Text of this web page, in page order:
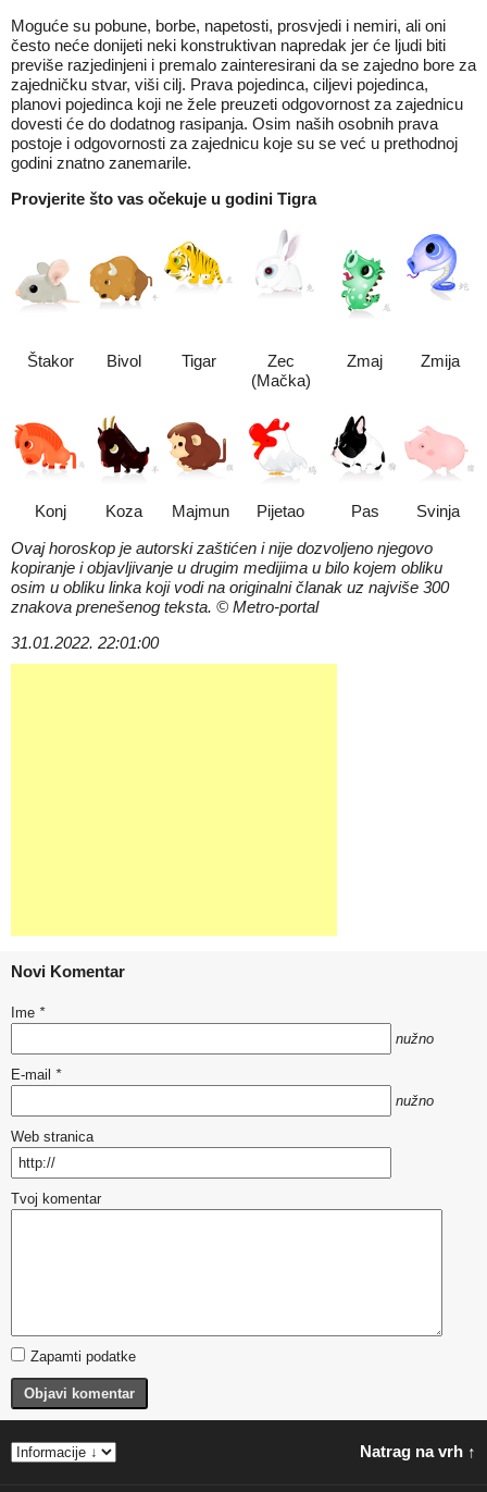
Moguće su pobune, borbe, napetosti, prosvjedi i nemiri, ali oni
često neće donijeti neki konstruktivan napredak jer će ljudi biti
previše razjedinjeni i premalo zainteresirani da se zajedno bore za
zajedničku stvar, viši cilj. Prava pojedinca, ciljevi pojedinca,
planovi pojedinca koji ne žele preuzeti odgovornost za zajednicu
dovesti će do dodatnog rasipanja. Osim naših osobnih prava
postoje i odgovornosti za zajednicu koje su se već u prethodnoj
godini znatno zanemarile.
Provjerite što vas očekuje u godini Tigra
Štakor Bivol Tigar
Zec
(Mačka)
Zmaj Zmija
Konj Koza Majmun Pijetao Pas
Svinja
Ovaj horoskop je autorski zaštićen i nije dozvoljeno njegovo
kopiranje i objavljivanje u drugim medijima u bilo kojem obliku
osim u obliku linka koji vodi na originalni članak uz najviše 300
znakova prenešenog teksta. © Metro-portal
31.01.2022. 22:01:00
Novi Komentar
Ime *
nužno
E-mail *
nužno
Web stranica
Tvoj komentar
Zapamti podatke
Objavi komentar
Natrag na vrh ↑